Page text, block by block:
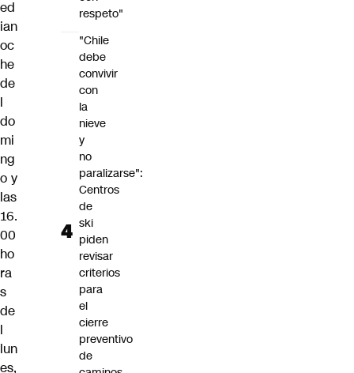
ed
ian
oc
he
de
l
do
mi
ng
o y
las
16.
00
ho
ra
s
de
l
lun
es,
respeto"
"Chile
debe
convivir
con
la
nieve
y
no
paralizarse":
Centros
de
ski
piden
revisar
criterios
para
el
cierre
preventivo
de